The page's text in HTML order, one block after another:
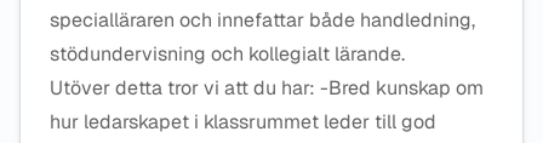
specialläraren och innefattar både handledning,
stödundervisning och kollegialt lärande.
Utöver detta tror vi att du har: -Bred kunskap om
hur ledarskapet i klassrummet leder till god